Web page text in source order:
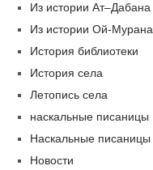
Из истории Ат–Дабана
Из истории Ой-Мурана
История библиотеки
История села
Летопись села
наскальные писаницы
Наскальные писаницы
Новости